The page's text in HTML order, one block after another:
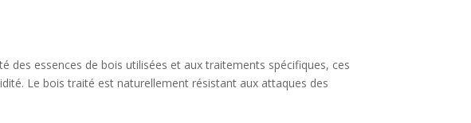
des essences de bois utilisées et aux traitements spécifiques, ces
Le bois traité est naturellement résistant aux attaques des